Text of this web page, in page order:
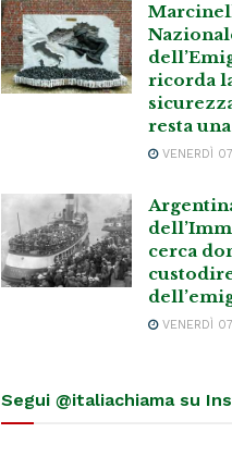
ricorda
resta
VENERDÌ
cerca
VENERDÌ
Segui @italiachiama su